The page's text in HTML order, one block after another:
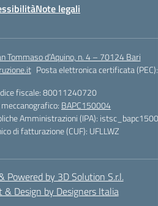
Note legali
Tommaso d’Aquino, n. 4 – 70124 Bari
Posta elettronica certificata (PEC):
fiscale: 80011240720
meccanografico: BAPC150004
Amministrazioni (IPA):
di fatturazione (CUF): UFLLWZ
Powered by 3D Solution S.r.l.
& Design by Designers Italia